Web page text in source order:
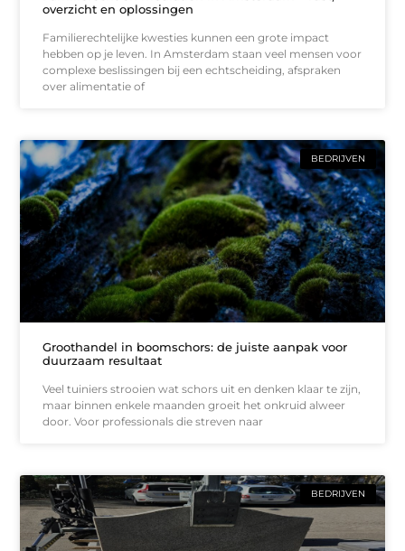
overzicht en oplossingen
Familierechtelijke kwesties kunnen een grote impact
hebben op je leven. In Amsterdam staan veel mensen voor
complexe beslissingen bij een echtscheiding, afspraken
over alimentatie of
BEDRIJVEN
Groothandel in boomschors: de juiste aanpak voor
duurzaam resultaat
Veel tuiniers strooien wat schors uit en denken klaar te zijn,
maar binnen enkele maanden groeit het onkruid alweer
door. Voor professionals die streven naar
BEDRIJVEN